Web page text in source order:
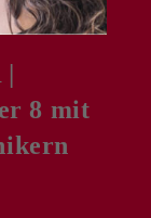
|
8 mit